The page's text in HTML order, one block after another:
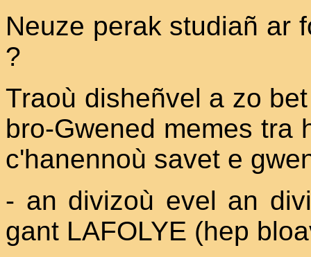
Neuze perak studiañ ar
?
Traoù disheñvel a zo
bro-Gwened memes tra
c'hanennoù savet e
- an divizoù evel an
gant LAFOLYE (hep